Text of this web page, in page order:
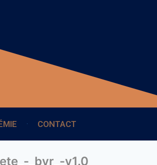
CONTACT
_bvr_-v1.0